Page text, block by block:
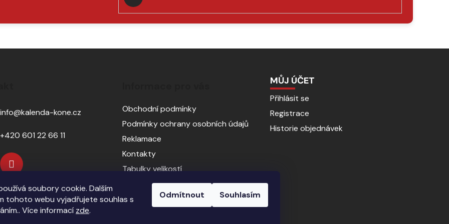
soubory cookie. Dalším
tohoto webu vyjadřujete souhlas s
Více informací zde.
Odmítnout Souhlasím
PŘIHLÁSIT
SE
info@kalenda-kone.cz
+420 601 22 66 11
Obchodní podmínky
Podmínky ochrany osobních údajů
Reklamace
Kontakty
Tabulky velikostí
Sedlářský servis
Pasování sedel pro koně
MŮJ ÚČET
Přihlásit se
Registrace
Historie objednávek